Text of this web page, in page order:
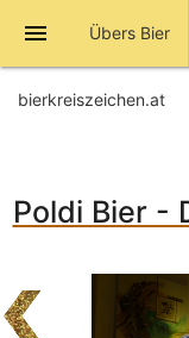
menu Übers Bier
bierkreiszeichen.at
Poldi Bier -